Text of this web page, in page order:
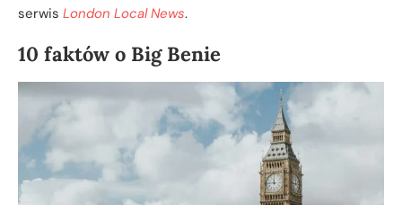
serwis London Local News.
10 faktów o Big Benie